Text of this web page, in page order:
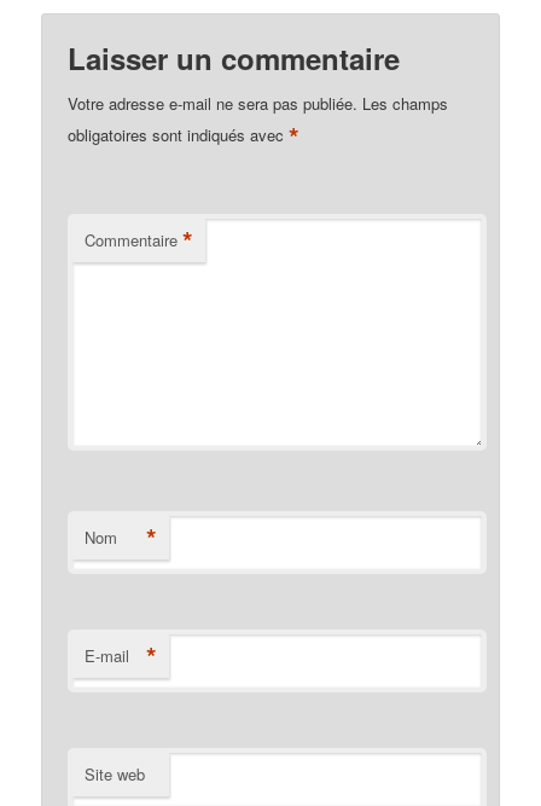
Laisser un commentaire
Votre adresse e-mail ne sera pas publiée. Les champs
obligatoires sont indiqués avec*
Commentaire *
Nom *
E-mail *
Site web